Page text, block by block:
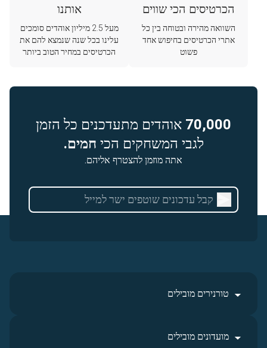
הכרטיסים הכי שווים
השוואה מהירה ובטוחה בין כל
אתרי הכרטיסים בחיפוש אחד
פשוט
אותנו
מעל 2.5 מיליון אוהדים סומכים
עלינו בכל שנה שנמצא להם את
הכרטיסים במחיר הטוב ביותר
70,000 אוהדים מתעדכנים כל הזמן
לגבי המשחקים הכי חמים.
אתה מוזמן להצטרף אליהם.
טורנירים מובילים
מועדונים מובילים